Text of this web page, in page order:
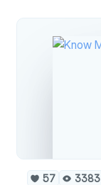
57 3383